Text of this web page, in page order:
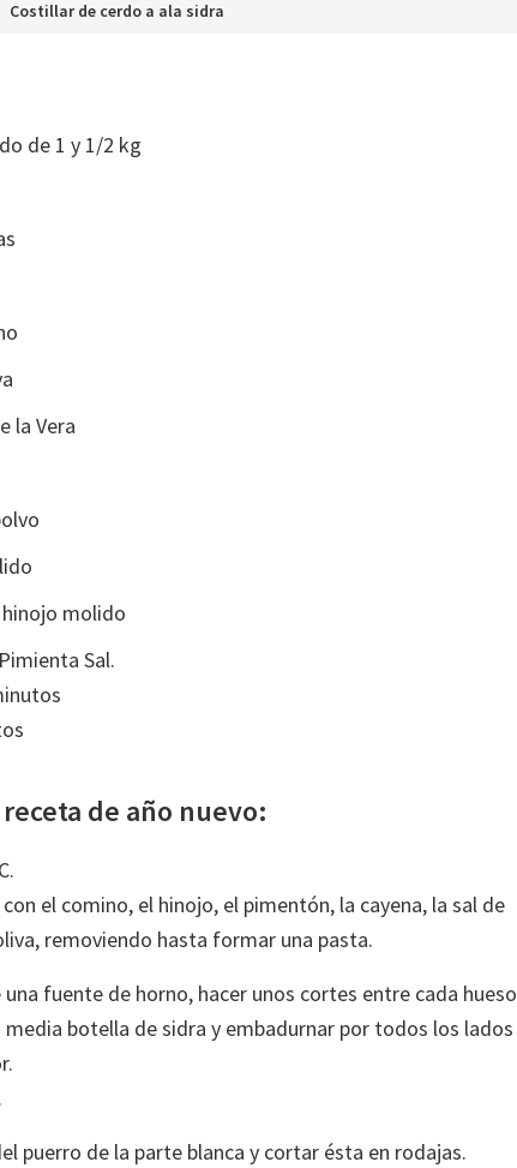
Costillar de cerdo a ala sidra
de 1 y 1/2 kg
la Vera
molido
Sal.
de año nuevo:
el comino, el hinojo, el pimentón, la cayena, la sal de
removiendo hasta formar una pasta.
fuente de horno, hacer unos cortes entre cada hueso
media botella de sidra y embadurnar por todos los lados
puerro de la parte blanca y cortar ésta en rodajas.